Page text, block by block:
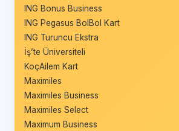
ING Bonus Business
ING Pegasus BolBol Kart
ING Turuncu Ekstra
İş’te Üniversiteli
KoçAilem Kart
Maximiles
Maximiles Business
Maximiles Select
Maximum Business